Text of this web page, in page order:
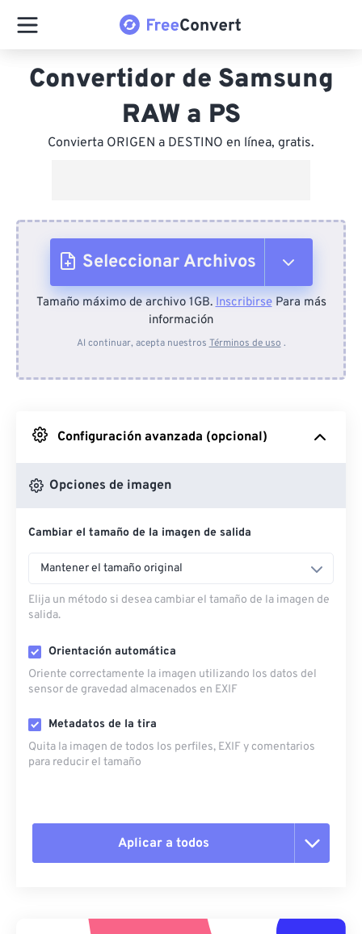
Convertidor de Samsung
RAW a PS
Convierta ORIGEN a DESTINO en línea, gratis.
Seleccionar Archivos
Desde el dispositivo
Desde Google Drive
Desde OneDrive
Desde URL
Tamaño máximo de archivo 1GB.InscribirsePara más
información
Al continuar, acepta nuestros Términos de uso .
Configuración avanzada (opcional)
Opciones de imagen
Cambiar el tamaño de la imagen de salida
Mantener el tamaño original
Elija un método si desea cambiar el tamaño de la imagen de
salida.
Orientación automática
Oriente correctamente la imagen utilizando los datos del
sensor de gravedad almacenados en EXIF
Metadatos de la tira
Quita la imagen de todos los perfiles, EXIF ​​y comentarios
para reducir el tamaño
Aplicar a todos
Aplicar desde el ajuste preestablecido